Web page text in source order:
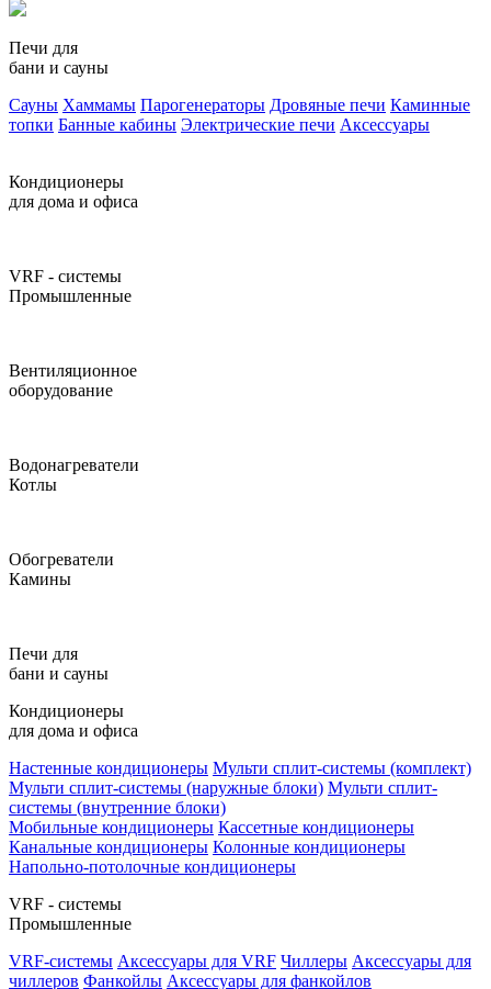
Печи для
бани и сауны
Сауны Хаммамы Парогенераторы Дровяные печи Каминные
топки Банные кабины Электрические печи Аксессуары
Кондиционеры
для дома и офиса
VRF - системы
Промышленные
Вентиляционное
оборудование
Водонагреватели
Котлы
Обогреватели
Камины
Печи для
бани и сауны
Кондиционеры
для дома и офиса
Настенные кондиционеры Мульти сплит-системы (комплект)
Мульти сплит-системы (наружные блоки) Мульти сплит-
системы (внутренние блоки)
Мобильные кондиционеры Кассетные кондиционеры
Канальные кондиционеры Колонные кондиционеры
Напольно-потолочные кондиционеры
VRF - системы
Промышленные
VRF-системы Аксессуары для VRF Чиллеры Аксессуары для
чиллеров Фанкойлы Аксессуары для фанкойлов